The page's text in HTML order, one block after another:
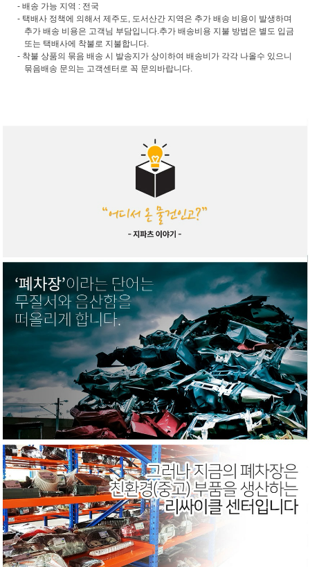
- 배송 가능 지역 : 전국
- 택배사 정책에 의해서 제주도, 도서산간 지역은 추가 배송 비용이 발생하며
추가 배송 비용은 고객님 부담입니다.추가 배송비용 지불 방법은 별도 입금
또는 택배사에 착불로 지불합니다.
- 착불 상품의 묶음 배송 시 발송지가 상이하여 배송비가 각각 나올수 있으니
묶음배송 문의는 고객센터로 꼭 문의바랍니다.